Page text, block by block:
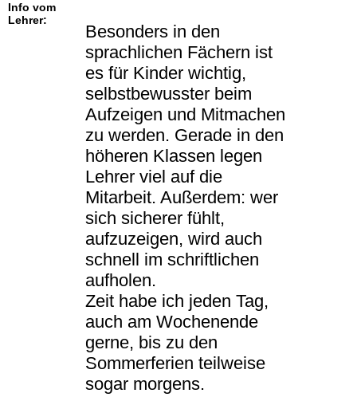
Info vom
Lehrer:
Besonders in den
sprachlichen Fächern ist
es für Kinder wichtig,
selbstbewusster beim
Aufzeigen und Mitmachen
zu werden. Gerade in den
höheren Klassen legen
Lehrer viel auf die
Mitarbeit. Außerdem: wer
sich sicherer fühlt,
aufzuzeigen, wird auch
schnell im schriftlichen
aufholen.
Zeit habe ich jeden Tag,
auch am Wochenende
gerne, bis zu den
Sommerferien teilweise
sogar morgens.